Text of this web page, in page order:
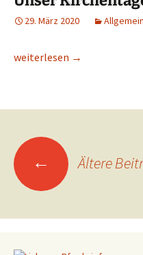
29. März 2020 Allgemein
Unser Kirchentagebuch 11
weiterlesen →
← Ältere